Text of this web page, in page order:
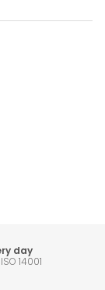
day
14001